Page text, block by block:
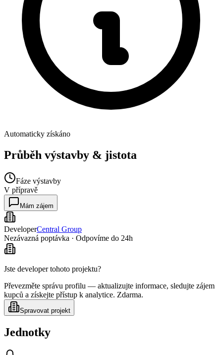
Automaticky získáno
Průběh výstavby & jistota
Fáze výstavby
V přípravě
Mám zájem
DeveloperCentral Group
Nezávazná poptávka · Odpovíme do 24h
Jste developer tohoto projektu?
Převezměte správu profilu — aktualizujte informace, sledujte zájem
kupců a získejte přístup k analytice. Zdarma.
Spravovat projekt
Jednotky